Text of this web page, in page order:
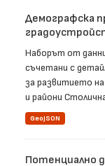
Демографска
Наборът от
съчетани с
за развитието на
и райони
GeoJSON
Потенциално